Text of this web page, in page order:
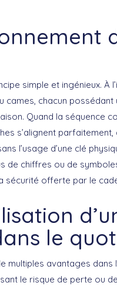
simple et ingénieux. À
cames, chacun possédant
Quand la séquence
s’alignent parfaitement,
l’usage d’une clé
de chiffres ou de
sécurité offerte par le
le
multiples avantages dans
le risque de perte ou